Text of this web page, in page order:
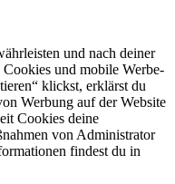
und nach deiner
und mobile Werbe-
klickst, erklärst du
Werbung auf der Website
Cookies deine
von Administrator
findest du in